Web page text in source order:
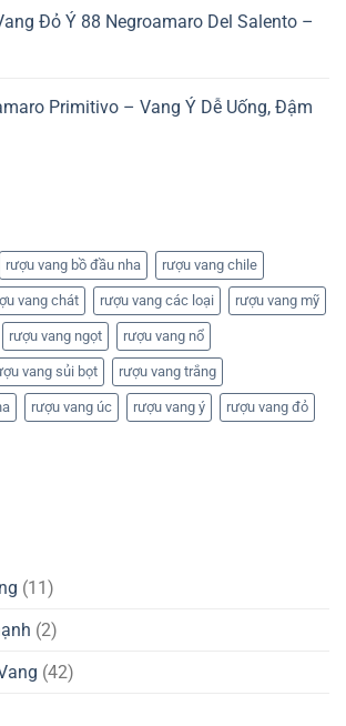
Đỏ Ý 88 Negroamaro Del Salento –
Primitivo – Vang Ý Dễ Uống, Đậm
rượu vang bồ đầu nha rượu vang chile
vang chát rượu vang các loại rượu vang mỹ
rượu vang ngọt rượu vang nổ
vang sủi bọt rượu vang trắng
rượu vang úc rượu vang ý rượu vang đỏ
(11)
(2)
(42)